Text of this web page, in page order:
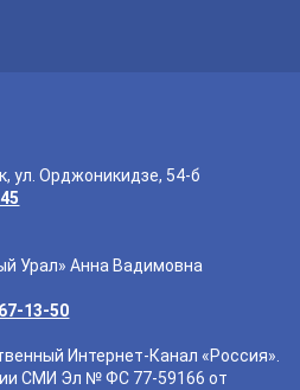
ул. Орджоникидзе, 54-б
Урал» Анна Вадимовна
13-50
Интернет-Канал «Россия».
СМИ Эл № ФС 77-59166 от